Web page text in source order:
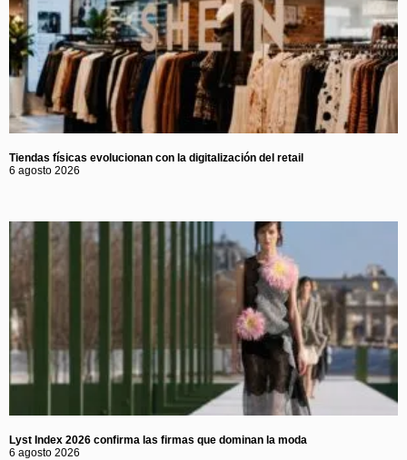
Tiendas físicas evolucionan con la digitalización del retail
6 agosto 2026
Lyst Index 2026 confirma las firmas que dominan la moda
6 agosto 2026